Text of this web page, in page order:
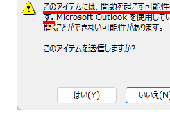
OCN サービス一覧